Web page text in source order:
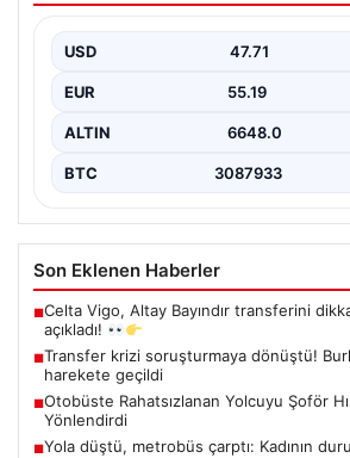
USD 47.71
EUR 55.19
ALTIN 6648.0
BTC 3087933
Son Eklenen Haberler
■Celta Vigo, Altay Bayındır transferini
açıkladı!
■Transfer krizi soruşturmaya dönüştü!
harekete geçildi
■Otobüste Rahatsızlanan Yolcuyu Şoför
Yönlendirdi
■Yola düştü, metrobüs çarptı: Kadının